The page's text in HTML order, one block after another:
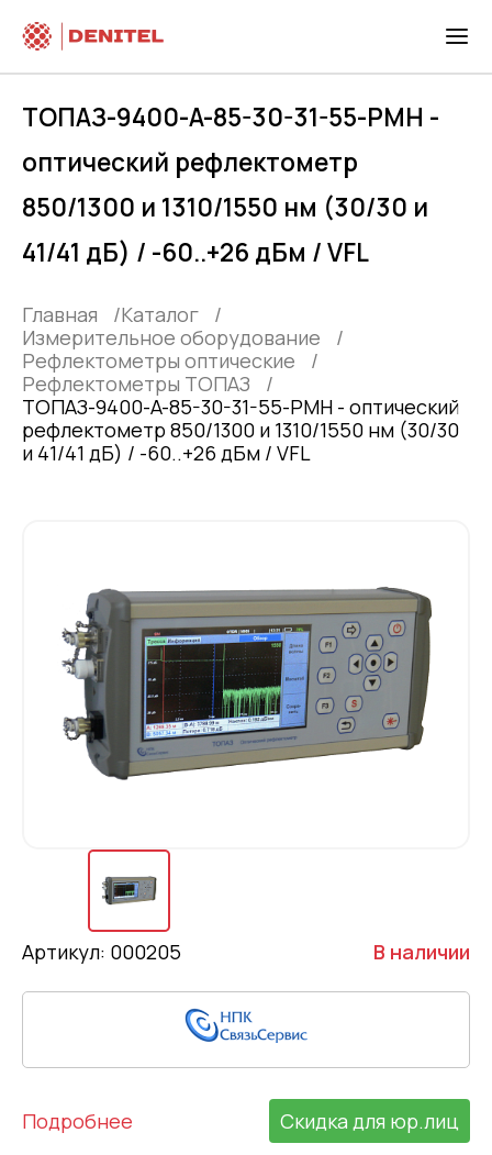
ТОПАЗ-9400-A-85-30-31-55-PMH -
оптический рефлектометр
850/1300 и 1310/1550 нм (30/30 и
41/41 дБ) / -60..+26 дБм / VFL
Главная
Каталог
Измерительное оборудование
Рефлектометры оптические
Рефлектометры ТОПАЗ
ТОПАЗ-9400-A-85-30-31-55-PMH - оптический
рефлектометр 850/1300 и 1310/1550 нм (30/30
и 41/41 дБ) / -60..+26 дБм / VFL
Артикул: 000205 В наличии
Подробнее Скидка для юр.лиц